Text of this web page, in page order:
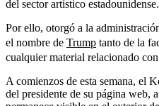
del sector artístico estadounidense.
Por ello, otorgó a la
el nombre de Trump tanto de la
cualquier material relacionado
A comienzos de esta semana, el
del presidente de su página web,